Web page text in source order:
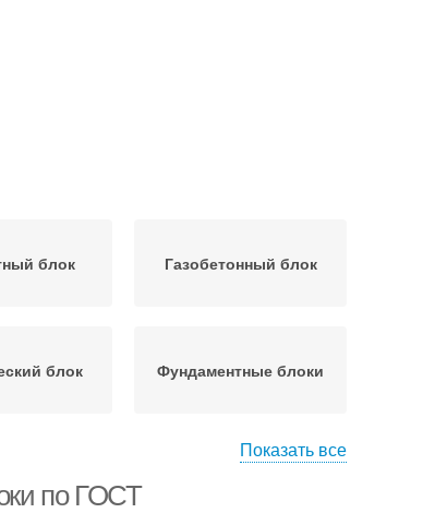
блок Газобетонный блок
блок Фундаментные блоки
Показать все
по ГОСТ